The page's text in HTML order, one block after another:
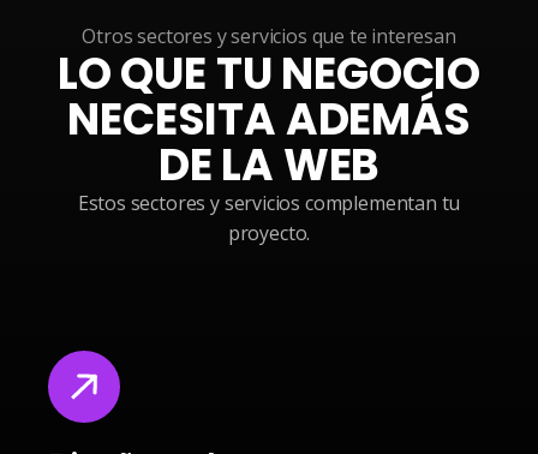
Otros sectores y servicios que te interesan
LO QUE TU NEGOCIO
NECESITA ADEMÁS
DE LA WEB
Estos sectores y servicios complementan tu
proyecto.